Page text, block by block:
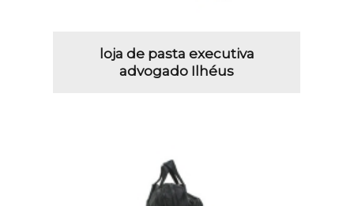
loja de pasta executiva
advogado Ilhéus